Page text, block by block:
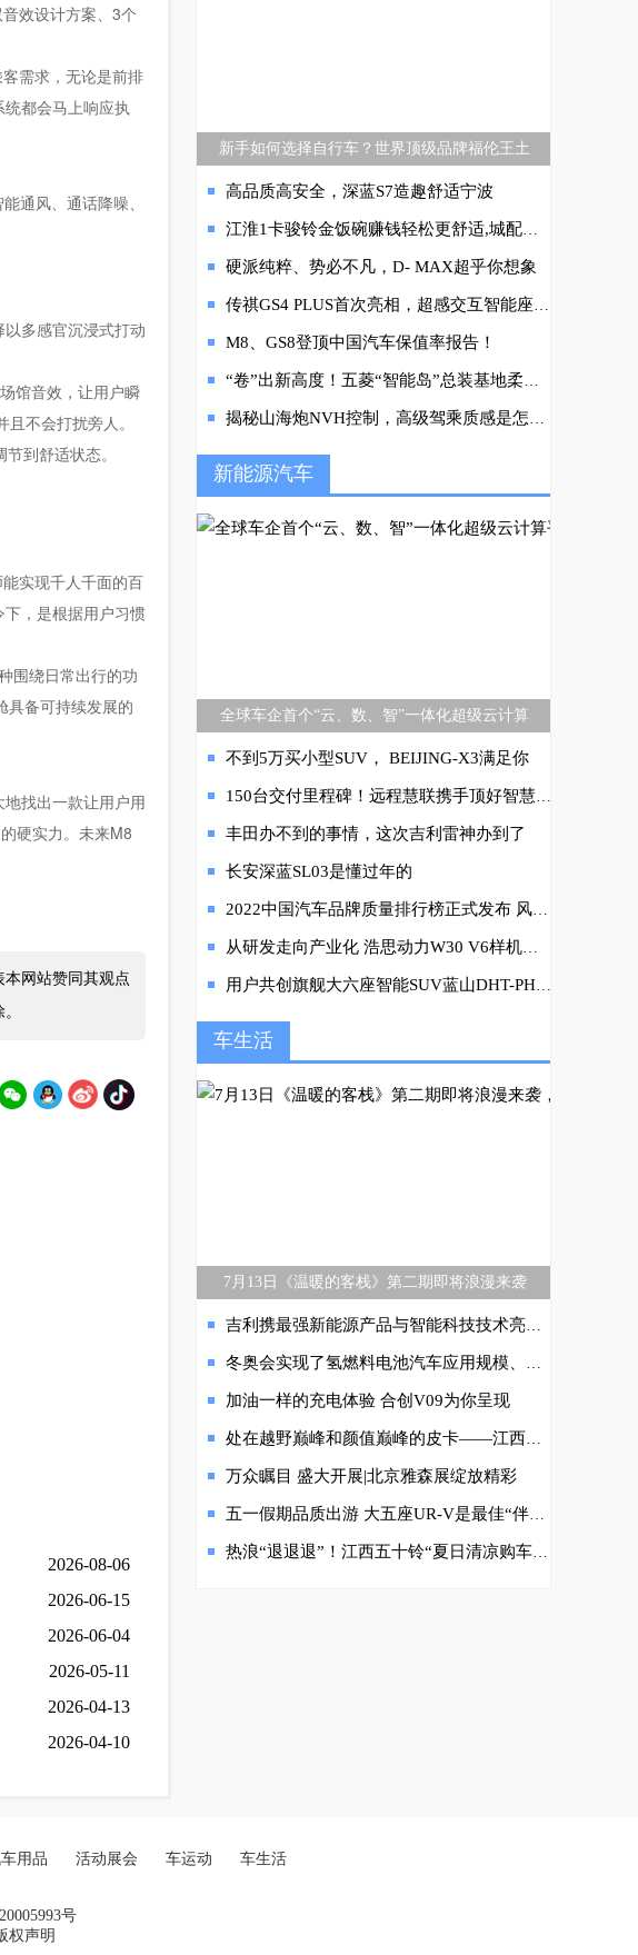
效设计方案、3个
需求，无论是前排
都会马上响应执
通风、通话降噪、
多感官沉浸式打动
馆音效，让用户瞬
不会打扰旁人。
到舒适状态。
实现千人千面的百
，是根据用户习惯
围绕日常出行的功
具备可持续发展的
找出一款让用户用
硬实力。未来M8
网站赞同其观点
2026-08-06
2026-06-15
2026-06-04
2026-05-11
2026-04-13
2026-04-10
新手如何选择自行车？世界顶级品牌福伦王土
高品质高安全，深蓝S7造趣舒适宁波
江淮1卡骏铃金饭碗赚钱轻松更舒适,城配物流神助攻
硬派纯粹、势必不凡，D- MAX超乎你想象
传祺GS4 PLUS首次亮相，超感交互智能座舱吸睛
M8、GS8登顶中国汽车保值率报告！
“卷”出新高度！五菱“智能岛”总装基地柔性化程度创新高
揭秘山海炮NVH控制，高级驾乘质感是怎么来的
新能源汽车
全球车企首个“云、数、智”一体化超级云计算
不到5万买小型SUV， BEIJING-X3满足你
150台交付里程碑！远程慧联携手顶好智慧能源共建国资平台绿色运力生态
丰田办不到的事情，这次吉利雷神办到了
长安深蓝SL03是懂过年的
2022中国汽车品牌质量排行榜正式发布 风光品牌荣登燃油车品牌榜TOP10
从研发走向产业化 浩思动力W30 V6样机点火 将落地莲花高性能产品线
用户共创旗舰大六座智能SUV蓝山DHT-PHEV亮相广州车展 魏牌深化全面To C战略
车生活
7月13日《温暖的客栈》第二期即将浪漫来袭
吉利携最强新能源产品与智能科技技术亮相中国首届链博会
冬奥会实现了氢燃料电池汽车应用规模、应用场景、保障服务及管理创新等多重突破
加油一样的充电体验 合创V09为你呈现
处在越野巅峰和颜值巅峰的皮卡——江西五十铃D-MAX
万众瞩目 盛大开展|北京雅森展绽放精彩
五一假期品质出游 大五座UR-V是最佳“伴侣”
热浪“退退退”！江西五十铃“夏日清凉购车补贴”上线
用品 活动展会 车运动 车生活
号
权声明